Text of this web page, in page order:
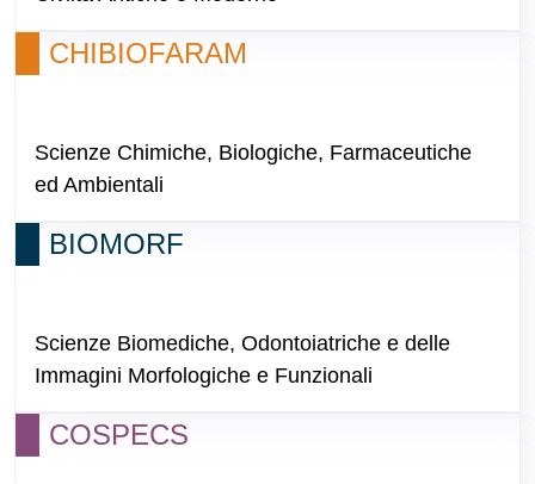
CHIBIOFARAM
Scienze Chimiche, Biologiche, Farmaceutiche
ed Ambientali
BIOMORF
Scienze Biomediche, Odontoiatriche e delle
Immagini Morfologiche e Funzionali
COSPECS